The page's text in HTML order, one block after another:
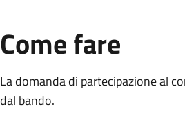
Come fare
La domanda di partecipazione al
dal bando.